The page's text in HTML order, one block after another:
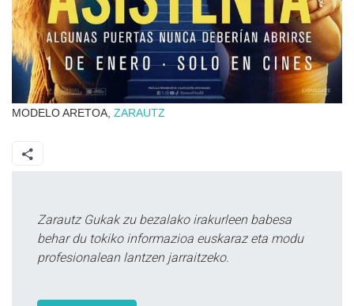
MODELO ARETOA, ZARAUTZ
Zarautz Gukak zu bezalako irakurleen babesa
behar du tokiko informazioa euskaraz eta modu
profesionalean lantzen jarraitzeko.